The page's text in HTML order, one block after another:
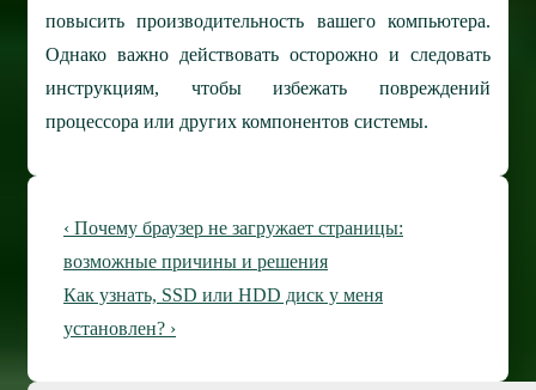
повысить производительность вашего компьютера.
Однако важно действовать осторожно и следовать
инструкциям, чтобы избежать повреждений
процессора или других компонентов системы.
Навигация
по
записям
Предыдущая
запись
‹ Почему браузер не загружает страницы:
возможные причины и решения
Следующая
запись
Как узнать, SSD или HDD диск у меня
установлен? ›